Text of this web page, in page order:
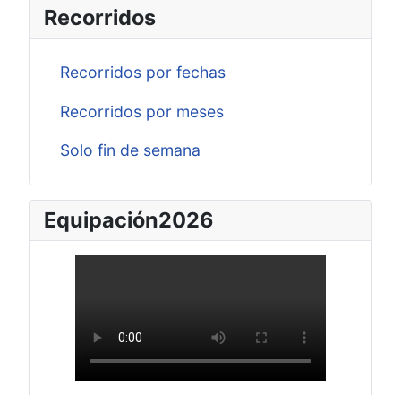
Recorridos
Recorridos por fechas
Recorridos por meses
Solo fin de semana
Equipación2026